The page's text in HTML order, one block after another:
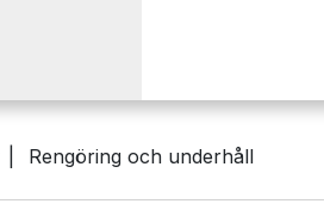
Rengöring och underhåll